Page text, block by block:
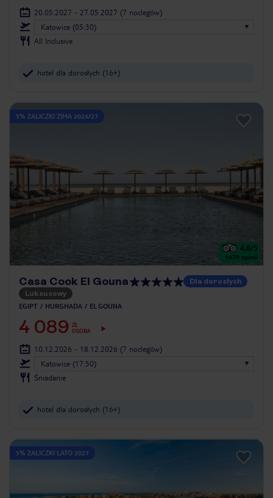
20.05.2027 - 27.05.2027 (7 noclegów)
Katowice (05:30)
All Inclusive
hotel dla dorosłych (16+)
5% ZALICZKI ZIMA 2026/27
4.8/5
1679 opinii
Casa Cook El Gouna
Dla dorosłych
Luksusowy
EGIPT HURGHADA EL GOUNA
4 089 ZŁ
OSOBA
10.12.2026 - 18.12.2026 (7 noclegów)
Katowice (17:50)
Śniadanie
hotel dla dorosłych (16+)
5% ZALICZKI LATO 2027